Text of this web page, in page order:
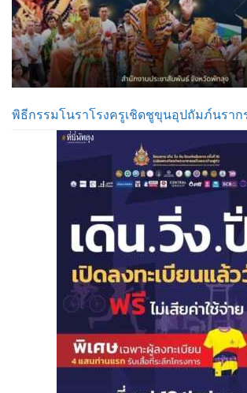
พิธีกรรมโนราโรงครูเชิดชูขุนอุปถัมภ์นราก